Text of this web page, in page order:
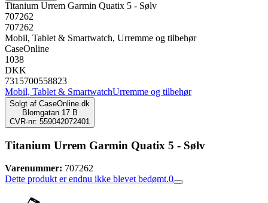
Titanium Urrem Garmin Quatix 5 - Sølv
707262
707262
Mobil, Tablet & Smartwatch, Urremme og tilbehør
CaseOnline
1038
DKK
7315700558823
Mobil, Tablet & SmartwatchUrremme og tilbehør
Solgt af CaseOnline.dk
Blomgatan 17 B
CVR-nr: 559042072401
Titanium Urrem Garmin Quatix 5 - Sølv
Varenummer: 707262
Dette produkt er endnu ikke blevet bedømt.0